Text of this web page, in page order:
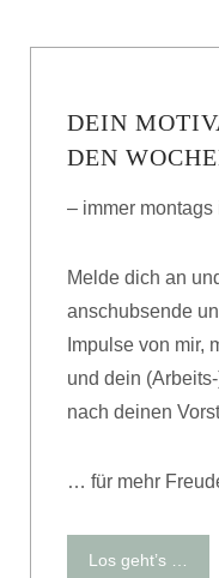
DEIN
DEN
– immer
Melde dich an
anschubsende
Impulse von mir,
und dein
nach deinen
… für mehr
Los geht’s …